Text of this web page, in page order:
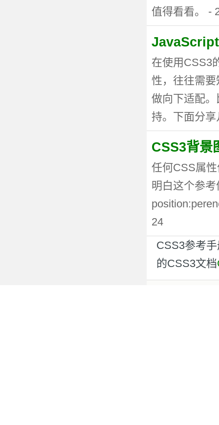
值得看看。 -
JavaScript
在使用CSS3
性，往往需
做向下适配
持。下面分
CSS3背景
任何CSS属
明白这个参
24
CSS3参考
的CSS3文档